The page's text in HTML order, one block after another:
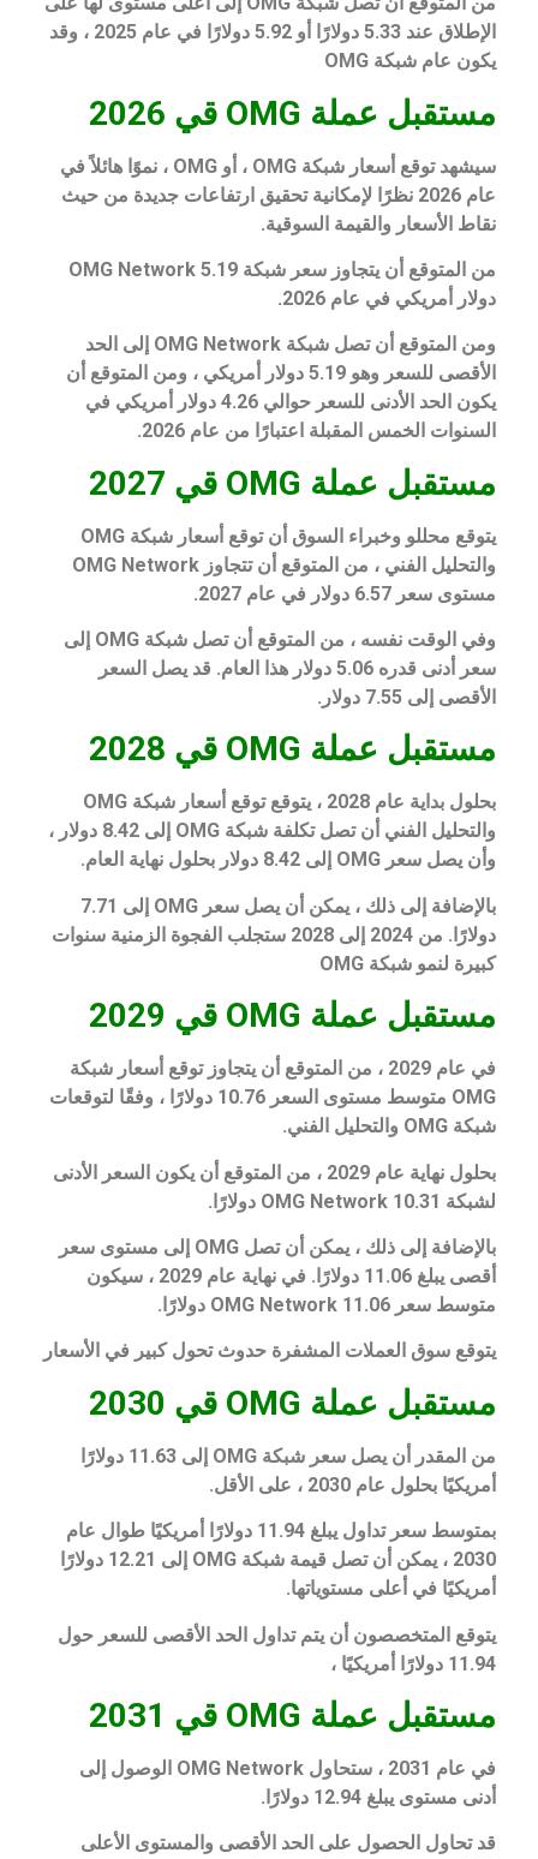
الإطلاق عند 5.33 دولارًا أو 5.92 دولارًا في عام 2025 ، وقد
يكون عام شبكة OMG
مستقبل عملة OMG قي 2026
سيشهد توقع أسعار شبكة OMG ، أو OMG ، نموًا هائلاً في
عام 2026 نظرًا لإمكانية تحقيق ارتفاعات جديدة من حيث
نقاط الأسعار والقيمة السوقية.
من المتوقع أن يتجاوز سعر شبكة OMG Network 5.19
دولار أمريكي في عام 2026.
ومن المتوقع أن تصل شبكة OMG Network إلى الحد
الأقصى للسعر وهو 5.19 دولار أمريكي ، ومن المتوقع أن
يكون الحد الأدنى للسعر حوالي 4.26 دولار أمريكي في
السنوات الخمس المقبلة اعتبارًا من عام 2026.
مستقبل عملة OMG قي 2027
يتوقع محللو وخبراء السوق أن توقع أسعار شبكة OMG
والتحليل الفني ، من المتوقع أن تتجاوز OMG Network
مستوى سعر 6.57 دولار في عام 2027.
وفي الوقت نفسه ، من المتوقع أن تصل شبكة OMG إلى
سعر أدنى قدره 5.06 دولار هذا العام. قد يصل السعر
الأقصى إلى 7.55 دولار.
مستقبل عملة OMG قي 2028
بحلول بداية عام 2028 ، يتوقع توقع أسعار شبكة OMG
والتحليل الفني أن تصل تكلفة شبكة OMG إلى 8.42 دولار ،
وأن يصل سعر OMG إلى 8.42 دولار بحلول نهاية العام.
بالإضافة إلى ذلك ، يمكن أن يصل سعر OMG إلى 7.71
دولارًا. من 2024 إلى 2028 ستجلب الفجوة الزمنية سنوات
كبيرة لنمو شبكة OMG
مستقبل عملة OMG قي 2029
في عام 2029 ، من المتوقع أن يتجاوز توقع أسعار شبكة
OMG متوسط ​​مستوى السعر 10.76 دولارًا ، وفقًا لتوقعات
شبكة OMG والتحليل الفني.
بحلول نهاية عام 2029 ، من المتوقع أن يكون السعر الأدنى
لشبكة OMG Network 10.31 دولارًا.
بالإضافة إلى ذلك ، يمكن أن تصل OMG إلى مستوى سعر
أقصى يبلغ 11.06 دولارًا. في نهاية عام 2029 ، سيكون
متوسط ​​سعر OMG Network 11.06 دولارًا.
يتوقع سوق العملات المشفرة حدوث تحول كبير في الأسعار
مستقبل عملة OMG قي 2030
من المقدر أن يصل سعر شبكة OMG إلى 11.63 دولارًا
أمريكيًا بحلول عام 2030 ، على الأقل.
بمتوسط ​​سعر تداول يبلغ 11.94 دولارًا أمريكيًا طوال عام
2030 ، يمكن أن تصل قيمة شبكة OMG إلى 12.21 دولارًا
أمريكيًا في أعلى مستوياتها.
يتوقع المتخصصون أن يتم تداول الحد الأقصى للسعر حول
11.94 دولارًا أمريكيًا ،
مستقبل عملة OMG قي 2031
في عام 2031 ، ستحاول OMG Network الوصول إلى
أدنى مستوى يبلغ 12.94 دولارًا.
قد تحاول الحصول على الحد الأقصى والمستوى الأعلى